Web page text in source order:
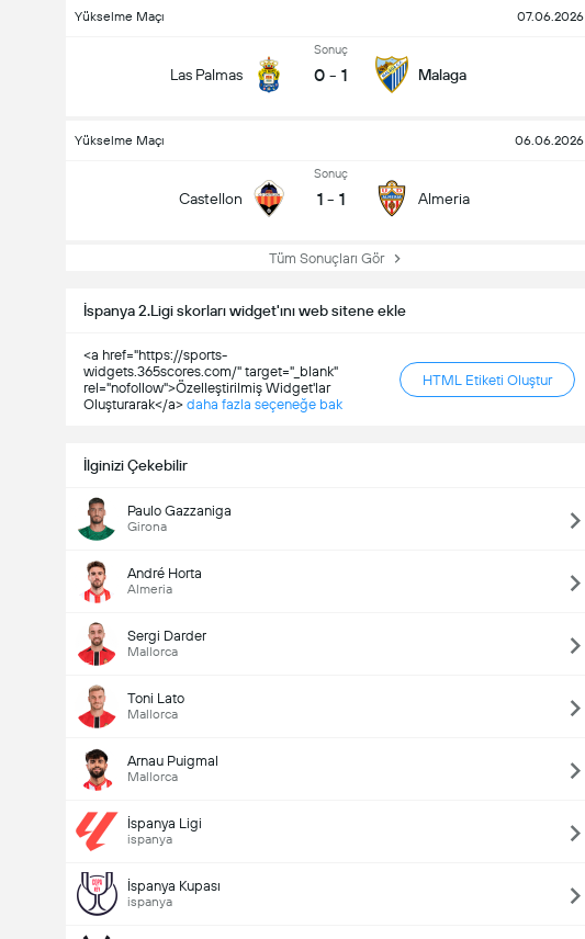
Yükselme Maçı 07.06.2026
Las Palmas
Sonuç
0 - 1 Malaga
Yükselme Maçı 06.06.2026
Castellon
Sonuç
1 - 1 Almeria
Tüm Sonuçları Gör
İspanya 2.Ligi skorları widget'ını web sitene ekle
<a href="https://sports-
widgets.365scores.com/" target="_blank"
rel="nofollow">Özelleştirilmiş Widget'lar
Oluşturarak</a> daha fazla seçeneğe bak
HTML Etiketi Oluştur
İlginizi Çekebilir
Paulo Gazzaniga
Girona
André Horta
Almeria
Sergi Darder
Mallorca
Toni Lato
Mallorca
Arnau Puigmal
Mallorca
İspanya Ligi
ispanya
İspanya Kupası
ispanya